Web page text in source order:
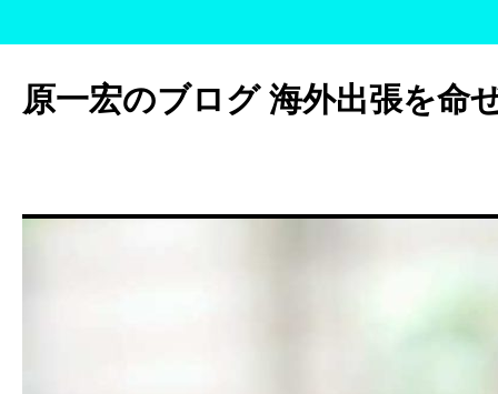
テ
ン
ッ
原一宏のブログ 海外出張を命